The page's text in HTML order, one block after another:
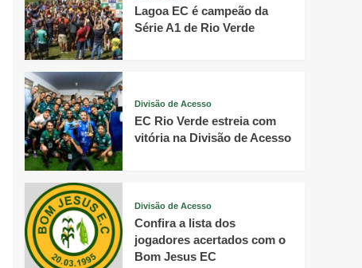
Lagoa EC é campeão da
Série A1 de Rio Verde
Divisão de Acesso
EC Rio Verde estreia com
vitória na Divisão de Acesso
Divisão de Acesso
Confira a lista dos
jogadores acertados com o
Bom Jesus EC